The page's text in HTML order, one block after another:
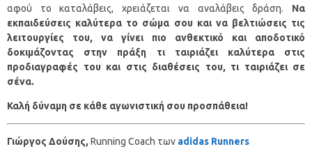
αφού το καταλάβεις, χρειάζεται να αναλάβεις δράση. Να
εκπαιδεύσεις καλύτερα το σώμα σου και να βελτιώσεις τις
λειτουργίες του, να γίνει πιο ανθεκτικό και αποδοτικό
δοκιμάζοντας στην πράξη τι ταιριάζει καλύτερα στις
προδιαγραφές του και στις διαθέσεις του, τι ταιριάζει σε
σένα.
Καλή δύναμη σε κάθε αγωνιστική σου προσπάθεια!
Γιώργος Δούσης, Running Coach των adidas Runners